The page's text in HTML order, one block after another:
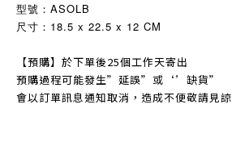
型號： ASOLB
尺寸：18.5 x 22.5 x 12 CM
【預購】於下單後25個工作天寄出
預購過程可能發生” 延誤” 或‘’缺貨”
會以訂單訊息通知取消，造成不便敬請見諒